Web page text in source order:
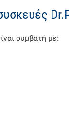
συμβατή με: